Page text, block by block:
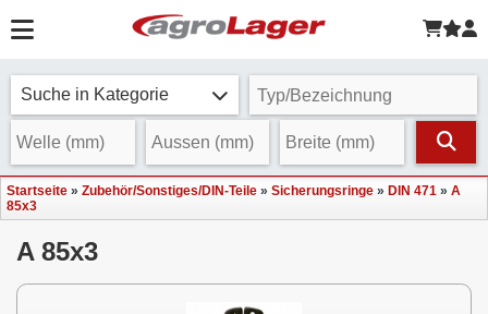
Suche in Kategorie
Startseite » Zubehör/Sonstiges/DIN-Teile » Sicherungsringe » DIN 471 » A
85x3
A 85x3